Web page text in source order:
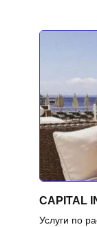
CAPITAL
Услуги по